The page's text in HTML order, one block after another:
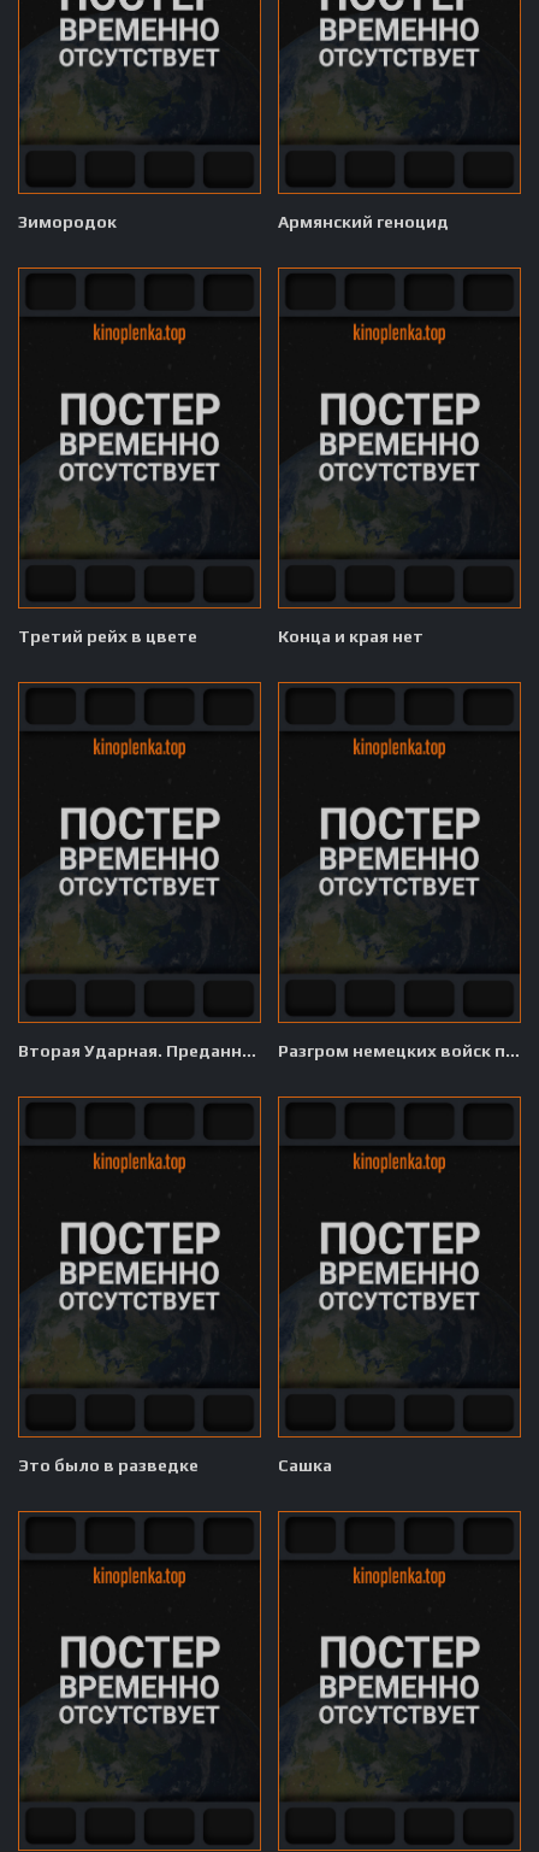
Зимородок Армянский геноцид
Третий рейх в цвете Конца и края нет
Вторая Ударная. Преданная армия Власова Разгром немецких войск под Москвой
Это было в разведке Сашка